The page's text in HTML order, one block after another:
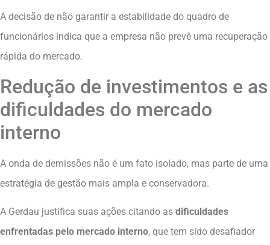
A decisão de não garantir a estabilidade do quadro de
funcionários indica que a empresa não prevê uma recuperação
rápida do mercado.
Redução de investimentos e as
dificuldades do mercado
interno
A onda de demissões não é um fato isolado, mas parte de uma
estratégia de gestão mais ampla e conservadora.
A Gerdau justifica suas ações citando as dificuldades
enfrentadas pelo mercado interno, que tem sido desafiador